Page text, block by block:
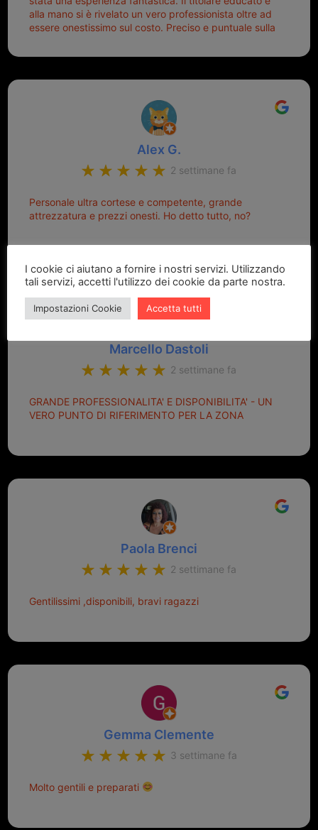
alla mano si è rivelato un vero professionista oltre ad
essere onestissimo sul costo. Preciso e puntuale sulla
Alex G.
2 settimane fa
Personale ultra cortese e competente, grande
attrezzatura e prezzi onesti. Ho detto tutto, no?
Marcello Dastoli
2 settimane fa
GRANDE PROFESSIONALITA' E DISPONIBILITA' - UN
VERO PUNTO DI RIFERIMENTO PER LA ZONA
Paola Brenci
2 settimane fa
Gentilissimi ,disponibili, bravi ragazzi
Gemma Clemente
3 settimane fa
Molto gentili e preparati
I cookie ci aiutano a fornire i nostri servizi. Utilizzando
tali servizi, accetti l'utilizzo dei cookie da parte nostra.
Impostazioni Cookie Accetta tutti